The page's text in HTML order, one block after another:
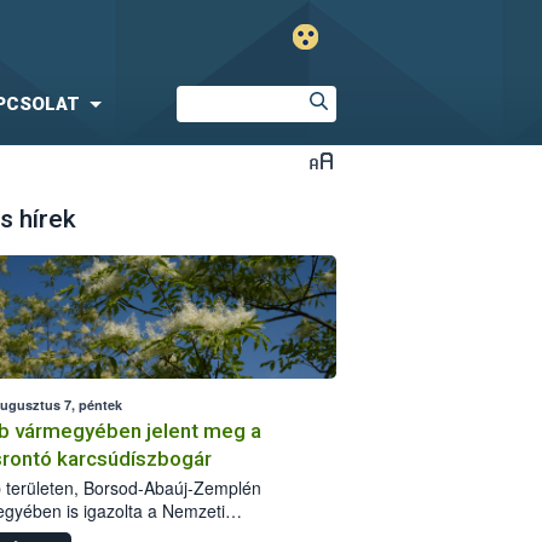
hírek
7, péntek
vármegyében jelent meg a
karcsúdíszbogár
területen, Borsod-Abaúj-Zemplén
is igazolta a Nemzeti
biztonsági Hivatal (Nébih) a